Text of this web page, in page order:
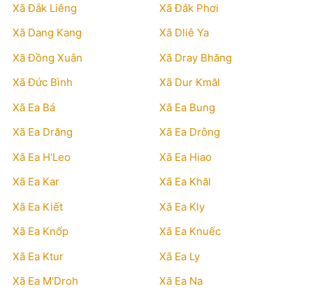
Xã Đắk Liêng
Xã Đắk Phơi
Xã Dang Kang
Xã Dliê Ya
Xã Đồng Xuân
Xã Dray Bhăng
Xã Đức Bình
Xã Dur Kmăl
Xã Ea Bá
Xã Ea Bung
Xã Ea Drăng
Xã Ea Drông
Xã Ea H'Leo
Xã Ea Hiao
Xã Ea Kar
Xã Ea Khăl
Xã Ea Kiết
Xã Ea Kly
Xã Ea Knốp
Xã Ea Knuếc
Xã Ea Ktur
Xã Ea Ly
Xã Ea M'Droh
Xã Ea Na